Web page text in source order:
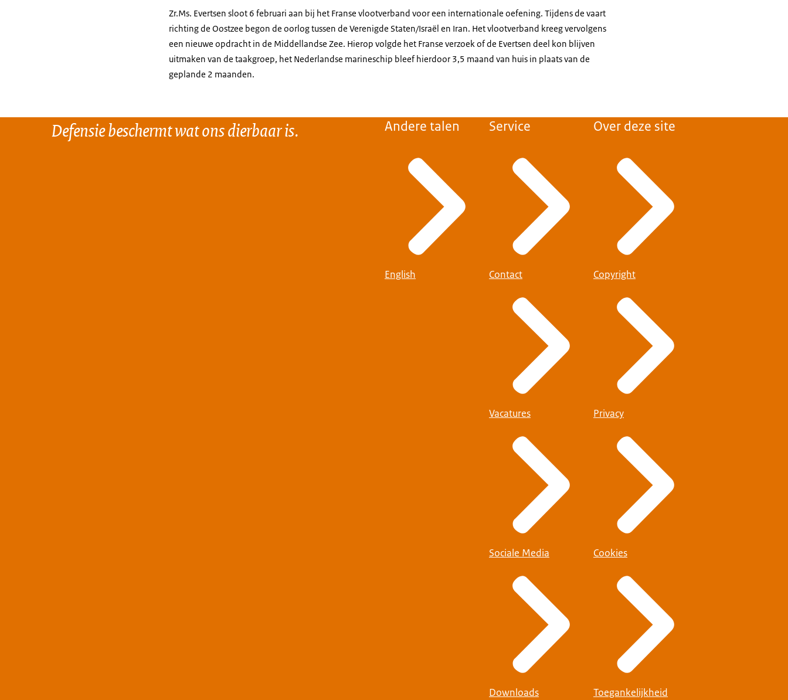
Zr.Ms. Evertsen sloot 6 februari aan bij het Franse vlootverband voor een internationale oefening. Tijdens de vaart
richting de Oostzee begon de oorlog tussen de Verenigde Staten/Israël en Iran. Het vlootverband kreeg vervolgens
een nieuwe opdracht in de Middellandse Zee. Hierop volgde het Franse verzoek of de Evertsen deel kon blijven
uitmaken van de taakgroep, het Nederlandse marineschip bleef hierdoor 3,5 maand van huis in plaats van de
geplande 2 maanden.
Defensie beschermt wat ons dierbaar is. Andere talen
English
Service
Contact
Vacatures
Sociale Media
Downloads
Over deze site
Copyright
Privacy
Cookies
Toegankelijkheid